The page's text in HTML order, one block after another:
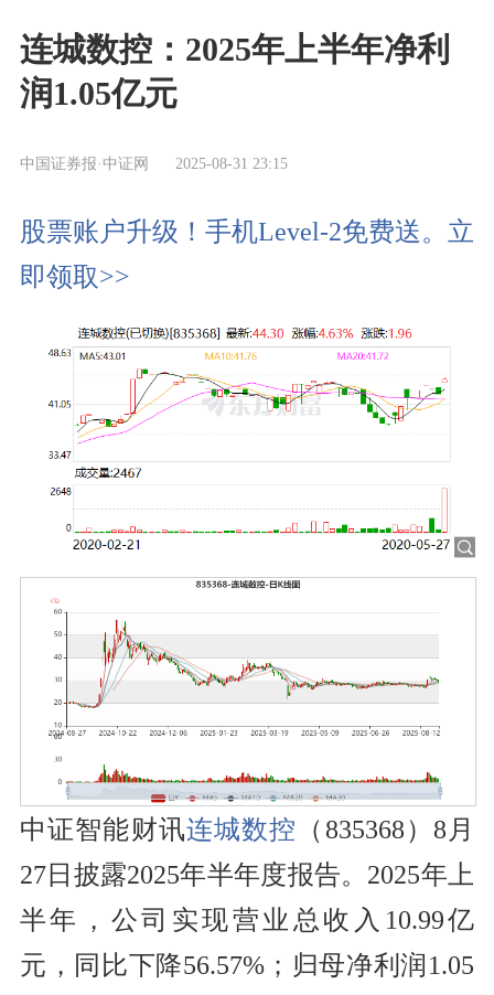
连城数控：2025年上半年净利
润1.05亿元
中国证券报·中证网 2025-08-31 23:15
股票账户升级！手机Level-2免费送。立
即领取>>
中证智能财讯连城数控 （835368）8月
27日披露2025年半年度报告。2025年上
半年，公司实现营业总收入10.99亿
元，同比下降56.57%；归母净利润1.05